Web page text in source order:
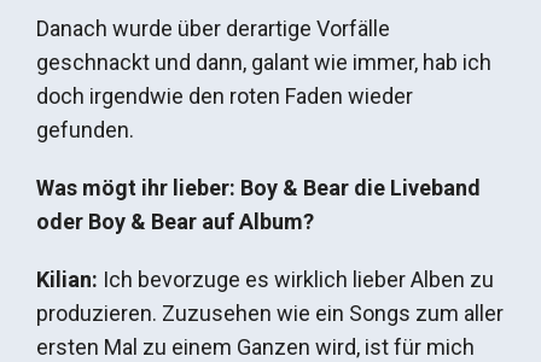
Danach wurde über derartige Vorfälle
geschnackt und dann, galant wie immer, hab ich
doch irgendwie den roten Faden wieder
gefunden.
Was mögt ihr lieber: Boy & Bear die Liveband
oder Boy & Bear auf Album?
Kilian: Ich bevorzuge es wirklich lieber Alben zu
produzieren. Zuzusehen wie ein Songs zum aller
ersten Mal zu einem Ganzen wird, ist für mich